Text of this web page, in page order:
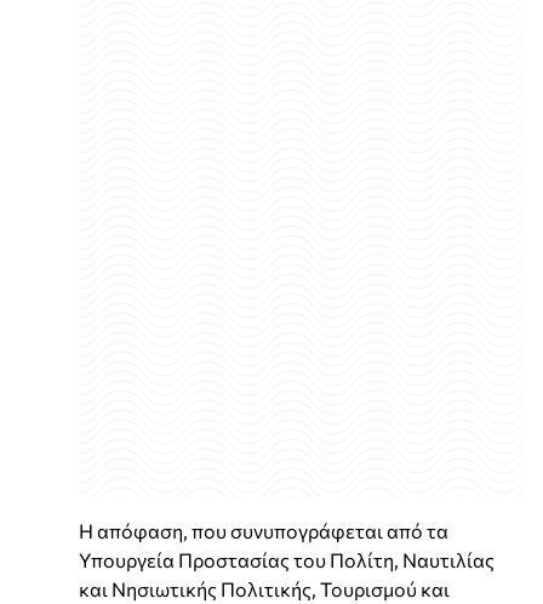
Η απόφαση, που συνυπογράφεται από τα
Υπουργεία Προστασίας του Πολίτη, Ναυτιλίας
και Νησιωτικής Πολιτικής, Τουρισμού και